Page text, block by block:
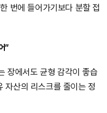
번에 들어가기보다 분할 접
”
장에서도 균형 감각이 좋습
자산의 리스크를 줄이는 정